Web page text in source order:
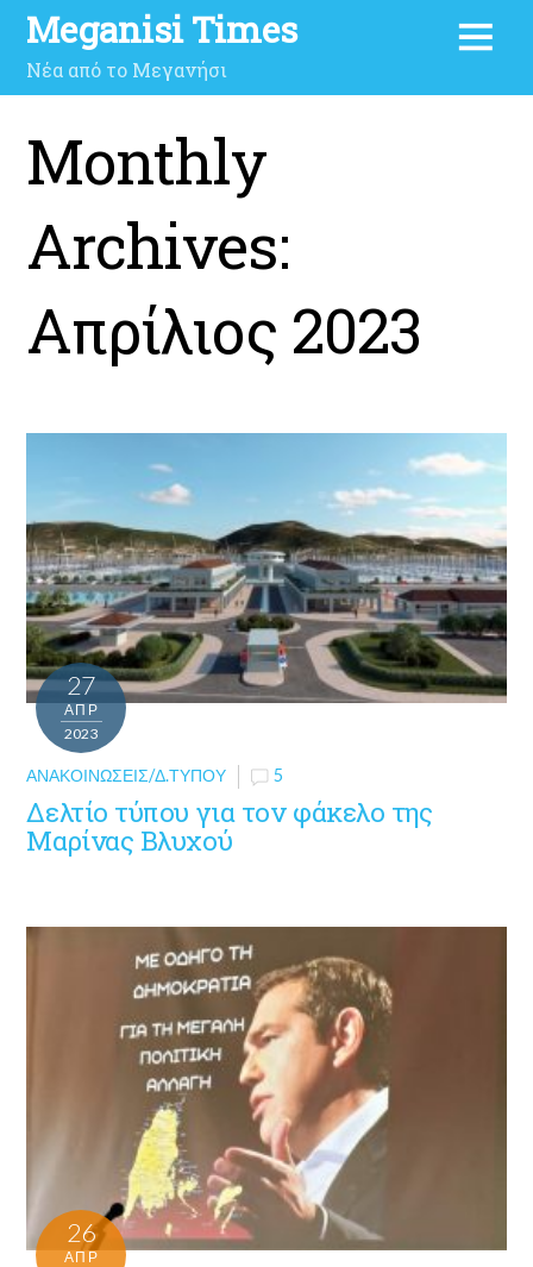
Meganisi Times
Νέα από το Μεγανήσι
Monthly
Archives:
Απρίλιος 2023
27
ΑΠΡ
2023
ΑΝΑΚΟΙΝΏΣΕΙΣ/Δ.ΤΎΠΟΥ 5
Δελτίο τύπου για τον φάκελο της
Μαρίνας Βλυχού
26
ΑΠΡ